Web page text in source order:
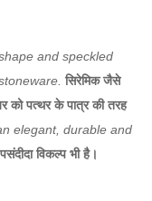
and speckled
सिरेमिक जैसे
को पत्थर के पात्र की तरह
elegant, durable and
विकल्प भी है।